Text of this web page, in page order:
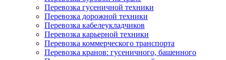
Перевозка гусеничной техники
Перевозка дорожной техники
Перевозка кабелеукладчиков
Перевозка карьерной техники
Перевозка коммерческого транспорта
Перевозка кранов: гусеничного, башенного